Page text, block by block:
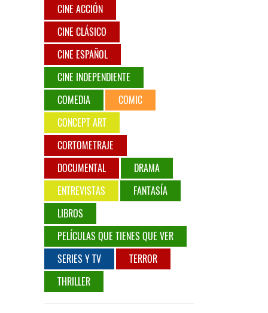
CINE ACCIÓN
CINE CLÁSICO
CINE ESPAÑOL
CINE INDEPENDIENTE
COMEDIA
COMIC
CONCEPT ART
CORTOMETRAJE
DOCUMENTAL
DRAMA
ENTREVISTAS
FANTASÍA
LIBROS
PELÍCULAS QUE TIENES QUE VER
SERIES Y TV
TERROR
THRILLER